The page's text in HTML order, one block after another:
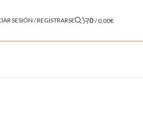
SESIÓN / REGISTRARSE 0 / 0,00€